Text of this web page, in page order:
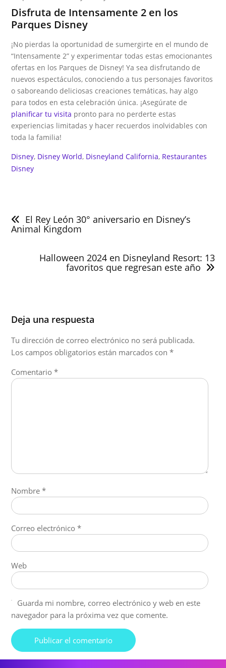
Disfruta de Intensamente 2 en los
Parques Disney
¡No pierdas la oportunidad de sumergirte en el mundo de
“Intensamente 2” y experimentar todas estas emocionantes
ofertas en los Parques de Disney! Ya sea disfrutando de
nuevos espectáculos, conociendo a tus personajes favoritos
o saboreando deliciosas creaciones temáticas, hay algo
para todos en esta celebración única. ¡Asegúrate de
planificar tu visita pronto para no perderte estas
experiencias limitadas y hacer recuerdos inolvidables con
toda la familia!
Disney, Disney World, Disneyland California, Restaurantes
Disney
de
entradas
El Rey León 30° aniversario en Disney’s
Animal Kingdom
Halloween 2024 en Disneyland Resort: 13
favoritos que regresan este año
Deja una respuesta
Tu dirección de correo electrónico no será publicada.
Los campos obligatorios están marcados con*
Comentario*
Nombre*
Correo electrónico*
Web
Guarda mi nombre, correo electrónico y web en este
navegador para la próxima vez que comente.